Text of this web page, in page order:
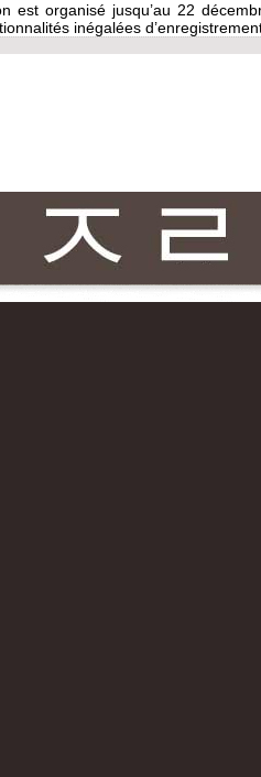
est organisé jusqu’au 22
inégalées